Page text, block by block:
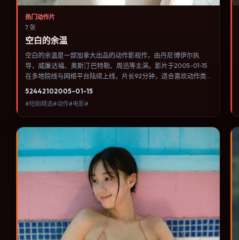
热门动作片
7 张
空白的余温
空白的余温是一部加拿大出品的动作影视作，由丹尼·博伊尔执
导，威廉·达福、奥斯汀·巴特勒、周迅等主演。影片于2005-01-15
在多地院线与网络平台陆续上线，片长92分钟，适合喜欢动作类
节推进，节奏与视听语言统一，可作为休闲观影或类型片补片的选
择。
52442102005-01-15
#短剧精选#动作#电影#